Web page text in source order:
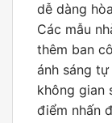
dễ dàng
Các mẫu
thêm ban
ánh sáng
không gian
điểm nhấn